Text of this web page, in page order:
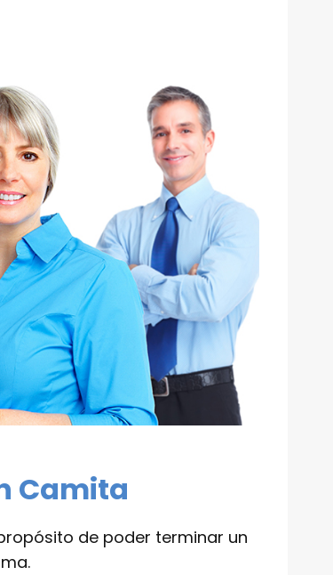
Camita
de poder terminar un